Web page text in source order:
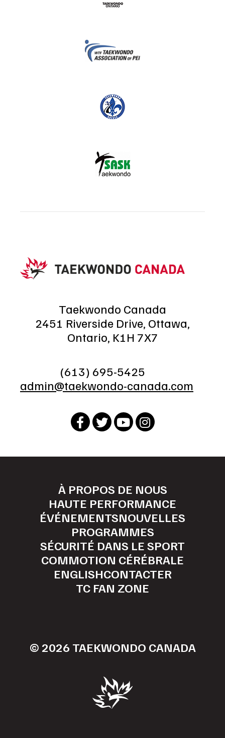
Taekwondo Canada
2451 Riverside Drive, Ottawa,
Ontario, K1H 7X7
(613) 695-5425
admin@taekwondo-canada.com
À PROPOS DE NOUS
HAUTE PERFORMANCE
ÉVÉNEMENTSNOUVELLES
PROGRAMMES
SÉCURITÉ DANS LE SPORT
COMMOTION CÉRÉBRALE
ENGLISHCONTACTER
TC FAN ZONE
© 2026 TAEKWONDO CANADA